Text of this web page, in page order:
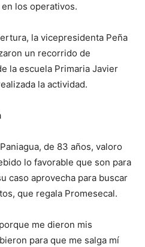
los operativos.
la vicepresidenta Peña
un recorrido de
la escuela Primaria Javier
la actividad.
de 83 años, valoro
lo favorable que son para
caso aprovecha para buscar
que regala Promesecal.
me dieron mis
para que me salga mí